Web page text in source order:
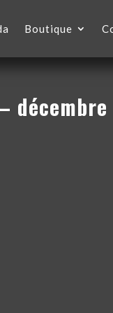
Boutique
décembre